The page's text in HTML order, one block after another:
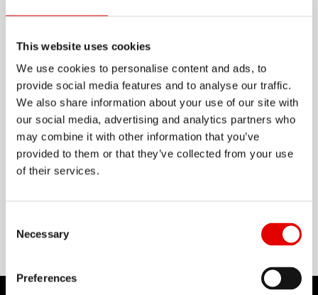
This website uses cookies
We use cookies to personalise content and ads, to
provide social media features and to analyse our traffic.
We also share information about your use of our site with
our social media, advertising and analytics partners who
may combine it with other information that you’ve
provided to them or that they’ve collected from your use
of their services.
Necessary
Preferences
在上坡过程中节省您的体力， 而在下坡转为攻击模
式， 这正是 DT Swiss Enduro 轮圈的设计。 E 512
具有最高的精度， 由非常耐用的铝合金制成， 能够
面对最苛刻的路线。
显示更多